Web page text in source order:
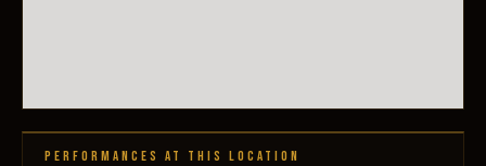
PERFORMANCES AT THIS LOCATION